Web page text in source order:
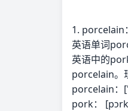
1. porcelain
英语单词
英语中的
porcelain。
porcelain：
pork：